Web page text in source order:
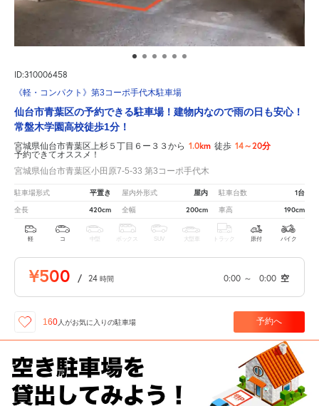
ID:310006458
《軽・コンパクト》第3コーポ手代木駐車場
仙台市青葉区の予約できる駐車場！建物内なので雨の日も安心！
常盤木学園高校徒歩1分！
宮城県仙台市青葉区上杉５丁目６ー３３から 1.0km 徒歩 14～20分
予約できてオススメ！
宮城県仙台市青葉区小田原7-5-33 第3コーポ手代木
駐車場形式 平置き 屋内外形式 屋内 駐車台数 1台
全長 420cm 全幅 200cm 車高 190cm
軽 コ 中型 ボックス SUV 大型車 トラック 原付 バイク
¥500 / 24 時間 0:00 ～ 0:00 空
160 人がお気に入りの駐車場 予約へ